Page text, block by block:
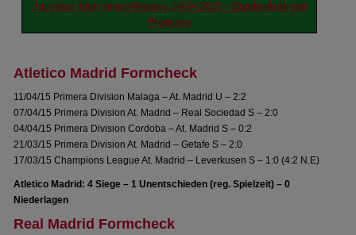
Juventus Turin gegen Monaco, 14.04.2015 – Bundesligatrend
Prognose
Atletico Madrid Formcheck
11/04/15 Primera Division Malaga – At. Madrid U – 2:2
07/04/15 Primera Division At. Madrid – Real Sociedad S – 2:0
04/04/15 Primera Division Cordoba – At. Madrid S – 0:2
21/03/15 Primera Division At. Madrid – Getafe S – 2:0
17/03/15 Champions League At. Madrid – Leverkusen S – 1:0 (4:2 N.E)
Atletico Madrid: 4 Siege – 1 Unentschieden (reg. Spielzeit) – 0
Niederlagen
Real Madrid Formcheck